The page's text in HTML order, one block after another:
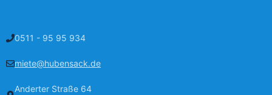
0511 - 95 95 934
miete@hubensack.de
Anderter Straße 64